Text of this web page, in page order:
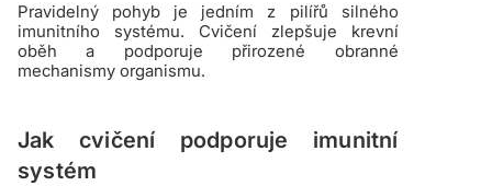
Pravidelný pohyb je jedním z pilířů silného
imunitního systému. Cvičení zlepšuje krevní
oběh a podporuje přirozené obranné
mechanismy organismu.
Jak cvičení podporuje imunitní
systém